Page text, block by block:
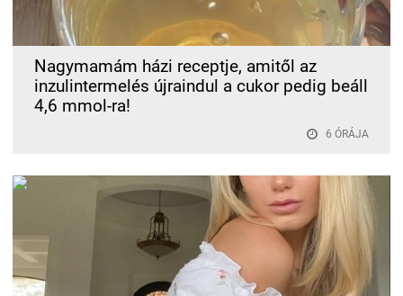
Nagymamám házi receptje, amitől az
inzulintermelés újraindul a cukor pedig beáll
4,6 mmol-ra!
6 ÓRÁJA